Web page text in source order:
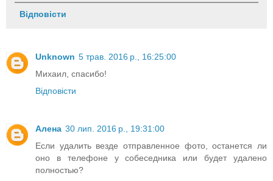
Відповісти
Unknown 5 трав. 2016 р., 16:25:00
Михаил, спасибо!
Відповісти
Алена 30 лип. 2016 р., 19:31:00
Если удалить везде отправленное фото, останется ли
оно в телефоне у собеседника или будет удалено
полностью?